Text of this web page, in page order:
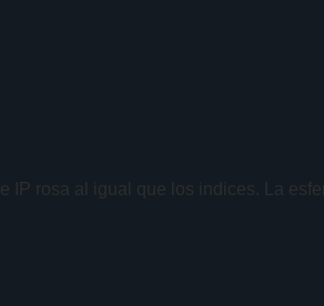
rosa al igual que los indices. La